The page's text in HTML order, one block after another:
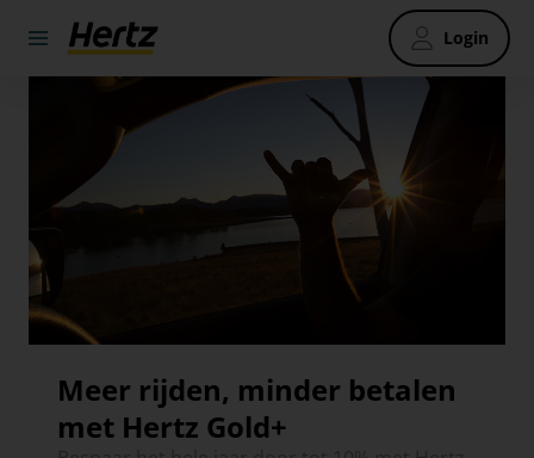
Login
Meer rijden, minder betalen
met Hertz Gold+